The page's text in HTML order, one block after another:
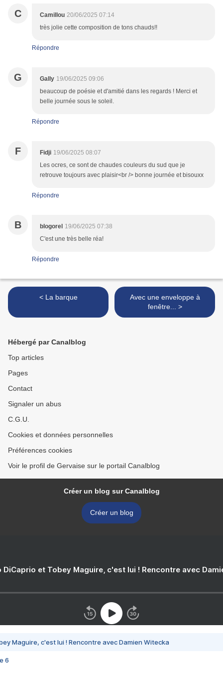
C Camillou 20/06/2025 07:14
très jolie cette composition de tons chauds!!
Répondre
G Gally 19/06/2025 09:06
beaucoup de poésie et d'amitié dans les regards ! Merci et
belle journée sous le soleil.
Répondre
F Fidji 19/06/2025 08:07
Les ocres, ce sont de chaudes couleurs du sud que je
retrouve toujours avec plaisir<br /> bonne journée et bisouxx
Répondre
B blogorel 19/06/2025 07:38
C'est une très belle réa!
Répondre
< La barque
Avec une enveloppe à
fenêtre... >
Hébergé par Canalblog
Top articles
Pages
Contact
Signaler un abus
C.G.U.
Cookies et données personnelles
Préférences cookies
Voir le profil de Gervaise sur le portail Canalblog
Créer un blog sur Canalblog
Créer un blog
DiCaprio et Tobey Maguire, c'est lui ! Rencontre avec
Maguire, c'est lui ! Rencontre avec Damien Witecka
6